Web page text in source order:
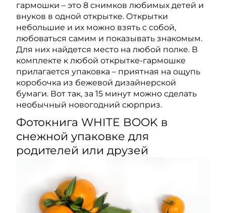
гармошки – это 8 снимков любимых детей и
внуков в одной открытке. Открытки
небольшие и их можно взять с собой,
любоваться самим и показывать знакомым.
Для них найдется место на любой полке. В
комплекте к любой открытке-гармошке
прилагается упаковка – приятная на ощупь
коробочка из бежевой дизайнерской
бумаги. Вот так, за 15 минут можно сделать
необычный новогодний сюрприз.
Фотокнига WHITE BOOK в
снежной упаковке для
родителей или друзей